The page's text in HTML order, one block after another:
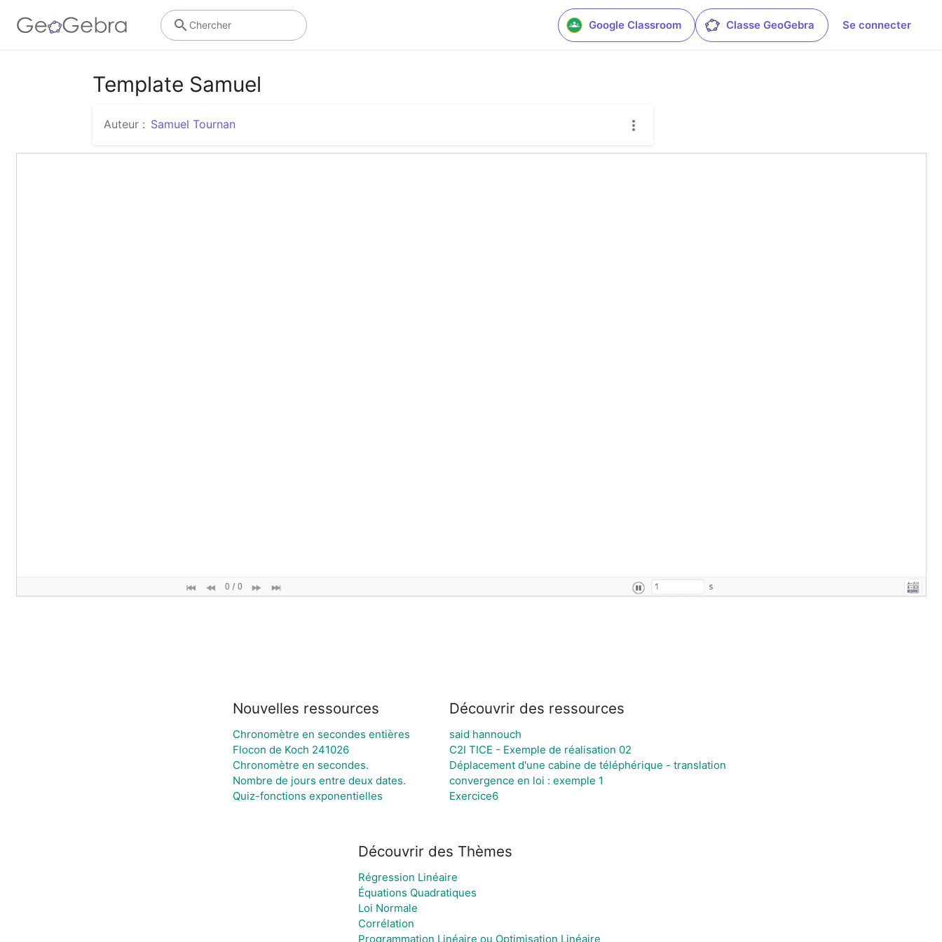
Google Classroom Classe GeoGebra Se connecter
Chercher
Template Samuel
Auteur : Samuel Tournan
Nouvelles ressources
Chronomètre en secondes entières
Flocon de Koch 241026
Chronomètre en secondes.
Nombre de jours entre deux dates.
Quiz-fonctions exponentielles
Découvrir des ressources
said hannouch
C2I TICE - Exemple de réalisation 02
Déplacement d'une cabine de téléphérique - translation
convergence en loi : exemple 1
Exercice6
Découvrir des Thèmes
Régression Linéaire
Équations Quadratiques
Loi Normale
Corrélation
Programmation Linéaire ou Optimisation Linéaire